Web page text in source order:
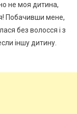
не моя дитина,
Побачивши мене,
без волосся і з
іншу дитину.